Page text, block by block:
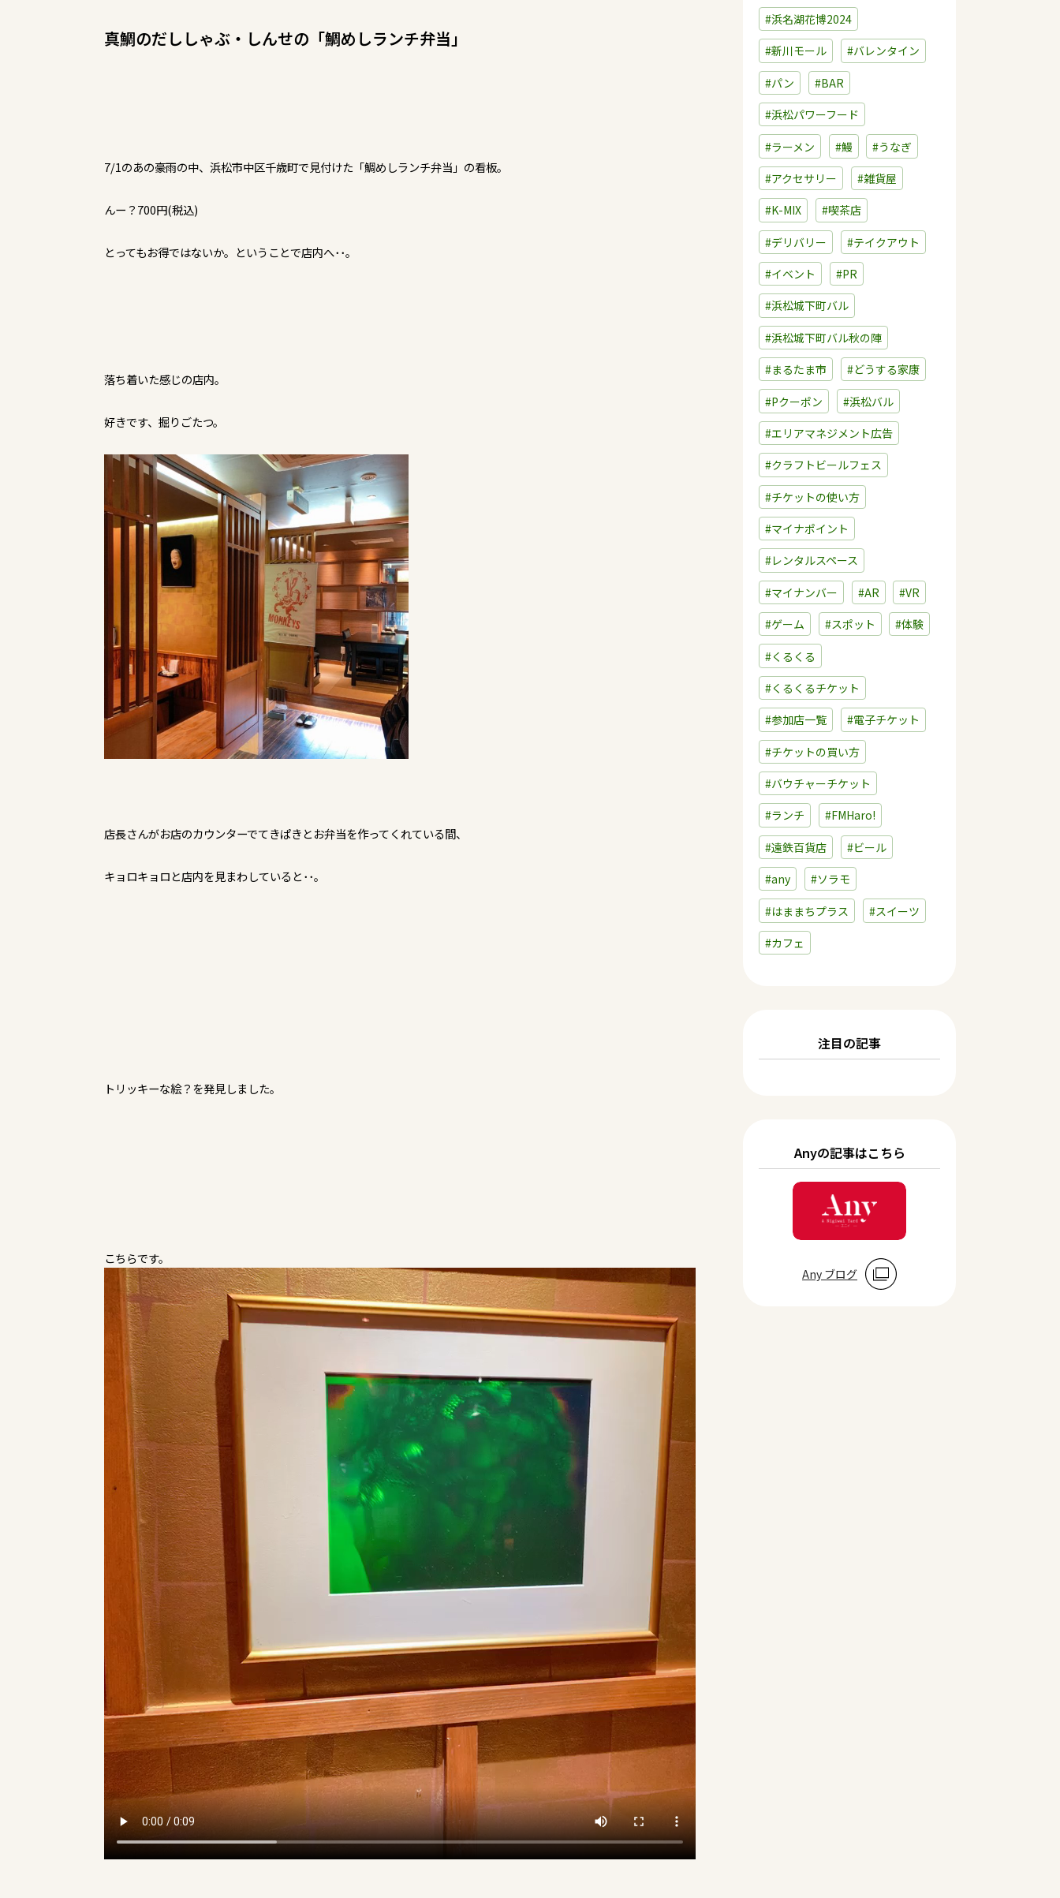
真鯛のだししゃぶ・しんせの「鯛めしランチ弁当」
7/1のあの豪雨の中、浜松市中区千歳町で見付けた「鯛めしランチ弁当」の看板。
んー？700円(税込)
とってもお得ではないか。ということで店内へ･･。
落ち着いた感じの店内。
好きです、掘りごたつ。
店長さんがお店のカウンターでてきぱきとお弁当を作ってくれている間、
キョロキョロと店内を見まわしていると･･。
トリッキーな絵？を発見しました。
こちらです。
#浜名湖花博2024
#新川モール #バレンタイン
#パン #BAR
#浜松パワーフード
#ラーメン #鰻 #うなぎ
#アクセサリー #雑貨屋
#K-MIX #喫茶店
#デリバリー #テイクアウト
#イベント #PR
#浜松城下町バル
#浜松城下町バル秋の陣
#まるたま市 #どうする家康
#Pクーポン #浜松バル
#エリアマネジメント広告
#クラフトビールフェス
#チケットの使い方
#マイナポイント
#レンタルスペース
#マイナンバー #AR #VR
#ゲーム #スポット #体験
#くるくる
#くるくるチケット
#参加店一覧 #電子チケット
#チケットの買い方
#バウチャーチケット
#ランチ #FMHaro!
#遠鉄百貨店 #ビール
#any #ソラモ
#はままちプラス #スイーツ
#カフェ
注目の記事
Anyの記事はこちら
Any ブログ